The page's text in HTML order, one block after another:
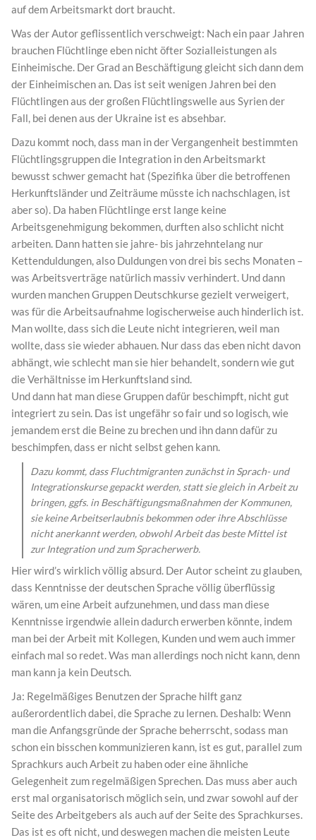
auf dem Arbeitsmarkt dort braucht.
Was der Autor geflissentlich verschweigt: Nach ein paar Jahren
brauchen Flüchtlinge eben nicht öfter Sozialleistungen als
Einheimische. Der Grad an Beschäftigung gleicht sich dann dem
der Einheimischen an. Das ist seit wenigen Jahren bei den
Flüchtlingen aus der großen Flüchtlingswelle aus Syrien der
Fall, bei denen aus der Ukraine ist es absehbar.
Dazu kommt noch, dass man in der Vergangenheit bestimmten
Flüchtlingsgruppen die Integration in den Arbeitsmarkt
bewusst schwer gemacht hat (Spezifika über die betroffenen
Herkunftsländer und Zeiträume müsste ich nachschlagen, ist
aber so). Da haben Flüchtlinge erst lange keine
Arbeitsgenehmigung bekommen, durften also schlicht nicht
arbeiten. Dann hatten sie jahre- bis jahrzehntelang nur
Kettenduldungen, also Duldungen von drei bis sechs Monaten –
was Arbeitsverträge natürlich massiv verhindert. Und dann
wurden manchen Gruppen Deutschkurse gezielt verweigert,
was für die Arbeitsaufnahme logischerweise auch hinderlich ist.
Man wollte, dass sich die Leute nicht integrieren, weil man
wollte, dass sie wieder abhauen. Nur dass das eben nicht davon
abhängt, wie schlecht man sie hier behandelt, sondern wie gut
die Verhältnisse im Herkunftsland sind.
Und dann hat man diese Gruppen dafür beschimpft, nicht gut
integriert zu sein. Das ist ungefähr so fair und so logisch, wie
jemandem erst die Beine zu brechen und ihn dann dafür zu
beschimpfen, dass er nicht selbst gehen kann.
Dazu kommt, dass Fluchtmigranten zunächst in Sprach- und
Integrationskurse gepackt werden, statt sie gleich in Arbeit zu
bringen, ggfs. in Beschäftigungsmaßnahmen der Kommunen,
sie keine Arbeitserlaubnis bekommen oder ihre Abschlüsse
nicht anerkannt werden, obwohl Arbeit das beste Mittel ist
zur Integration und zum Spracherwerb.
Hier wird’s wirklich völlig absurd. Der Autor scheint zu glauben,
dass Kenntnisse der deutschen Sprache völlig überflüssig
wären, um eine Arbeit aufzunehmen, und dass man diese
Kenntnisse irgendwie allein dadurch erwerben könnte, indem
man bei der Arbeit mit Kollegen, Kunden und wem auch immer
einfach mal so redet. Was man allerdings noch nicht kann, denn
man kann ja kein Deutsch.
Ja: Regelmäßiges Benutzen der Sprache hilft ganz
außerordentlich dabei, die Sprache zu lernen. Deshalb: Wenn
man die Anfangsgründe der Sprache beherrscht, sodass man
schon ein bisschen kommunizieren kann, ist es gut, parallel zum
Sprachkurs auch Arbeit zu haben oder eine ähnliche
Gelegenheit zum regelmäßigen Sprechen. Das muss aber auch
erst mal organisatorisch möglich sein, und zwar sowohl auf der
Seite des Arbeitgebers als auch auf der Seite des Sprachkurses.
Das ist es oft nicht, und deswegen machen die meisten Leute